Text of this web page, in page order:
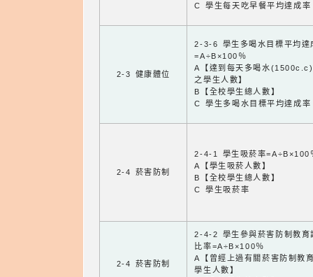
C 學生每天吃早餐平均達成率
2-3 健康體位
2-3-6 學生多喝水目標平均達
=A÷B×100％
A【達到每天多喝水
之學生人數】
B【全校學生總人數】
C 學生多喝水目標平均達成率
2-4 菸害防制
2-4-1 學生吸菸率=A÷B×100
A【學生吸菸人數】
B【全校學生總人數】
C 學生吸菸率
2-4 菸害防制
2-4-2 學生參與菸害防制教育
比率=A÷B×100％
A【曾經上過有關菸害防制教
學生人數】